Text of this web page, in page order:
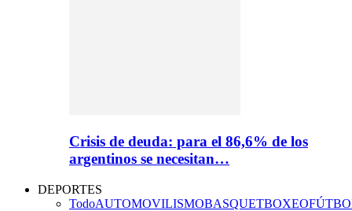
Crisis de deuda: para el 86,6% de los
argentinos se necesitan…
DEPORTES
TodoAUTOMOVILISMOBASQUETBOXEO